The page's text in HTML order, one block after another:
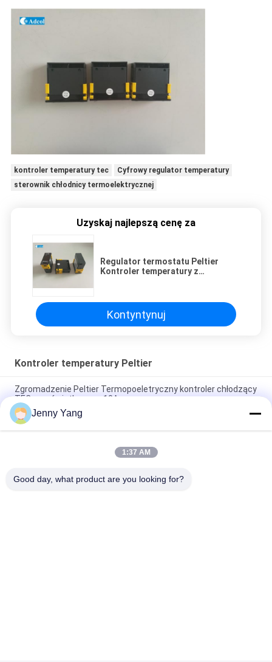
kontroler temperatury tec
Cyfrowy regulator temperatury
sterownik chłodnicy termoelektrycznej
Uzyskaj najlepszą cenę za
Regulator termostatu Peltier
Kontroler temperatury z
Kontyntynuj
Kontroler temperatury Peltier
Zgromadzenie Peltier Termopoeletryczny kontroler chłodzący
TEC z wyświetlaczem 10A
Kontroler temperatury TEC 5R7 H Kontroler most PC
Programatyczny PID Control
Przeglądarka chłodniejsza Peltier / termolistriktryczna czujnik
Jenny Yang
1:37 AM
Good day, what product are you looking for?